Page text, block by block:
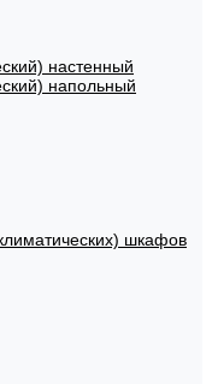
настенный
напольный
шкафов